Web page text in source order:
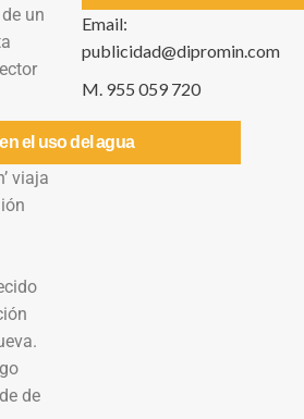
un
el uso del agua
viaja
de
Email:
publicidad@dipromin.com
M. 955 059 720